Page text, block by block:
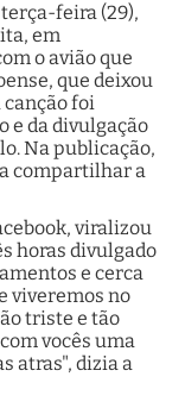
feira (29),
em
o avião que
que deixou
canção foi
e da divulgação
Na publicação,
compartilhar a
viralizou
horas divulgado
e cerca
viveremos no
triste e tão
vocês uma
atras", dizia a